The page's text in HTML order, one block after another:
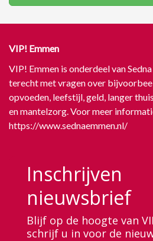
VIP! Emmen
VIP! Emmen is onderdeel van
terecht met vragen over
opvoeden, leefstijl, geld, langer
en mantelzorg. Voor meer
https://www.sednaemmen.nl/
Inschrijven
nieuwsbrief
Blijf op de hoogte van
schrijf u in voor de